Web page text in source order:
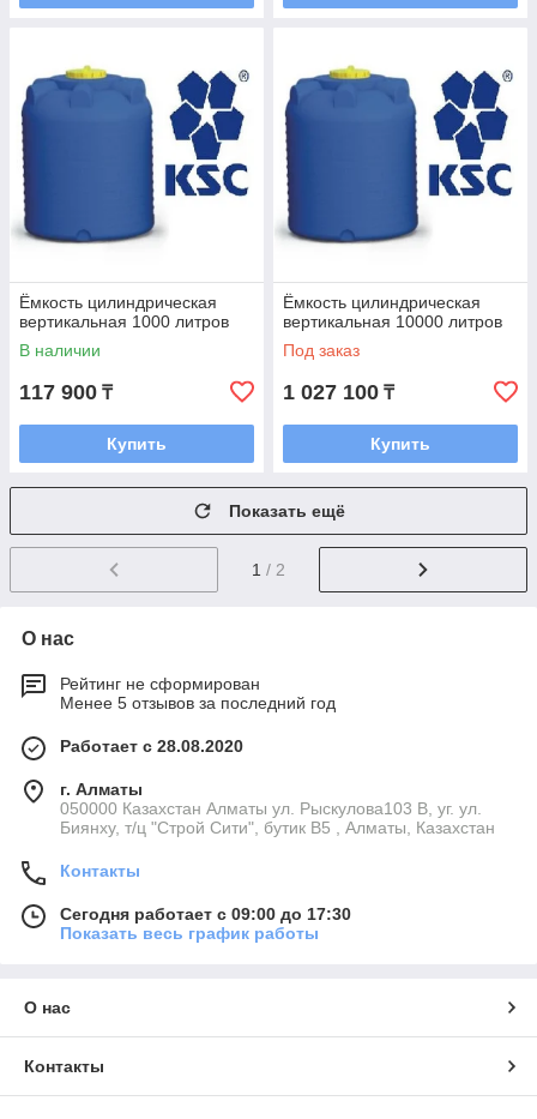
Ёмкость цилиндрическая
вертикальная 1000 литров
В наличии
117 900 ₸
Купить
Ёмкость цилиндрическая
вертикальная 10000 литров
Под заказ
1 027 100 ₸
Купить
Показать ещё
1 / 2
О нас
Рейтинг не сформирован
Менее 5 отзывов за последний год
Работает с 28.08.2020
г. Алматы
050000 Казахстан Алматы ул. Рыскулова103 В, уг. ул.
Биянху, т/ц "Строй Сити", бутик В5 , Алматы, Казахстан
Контакты
Сегодня работает с 09:00 до 17:30
Показать весь график работы
О нас
Контакты